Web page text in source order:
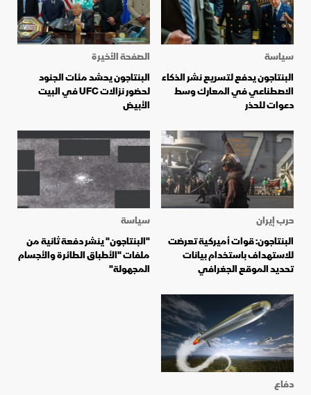
سياسة
البنتاجون يدفع لتسريع نشر الذكاء
الاصطناعي في المعارك وسط
دعوات للحذر
الصفحة الأخيرة
البنتاجون يحشد مئات الجنود
لحضور نزالات UFC في البيت
الأبيض
حرب إيران
البنتاجون: قوات أميركية تعرضت
للاستهداف باستخدام بيانات
تحديد الموقع الجغرافي
سياسة
"البنتاجون" ينشر دفعة ثانية من
ملفات "الأطباق الطائرة والأجسام
المجهولة"
دفاع